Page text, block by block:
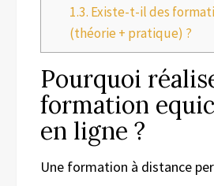
1.3. Existe-t-il des
(théorie + pratique) ?
Pourquoi
formation
en ligne ?
Une formation à distance